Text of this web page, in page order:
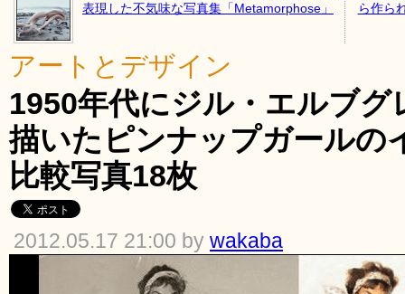
表現した不気味な写真集「Metamorphose」
ら作ら
アートとデザイン
1950年代にジル・エルブ
描いたピンナップガールの
比較写真18枚
2012.05.17 21:00 by wakaba